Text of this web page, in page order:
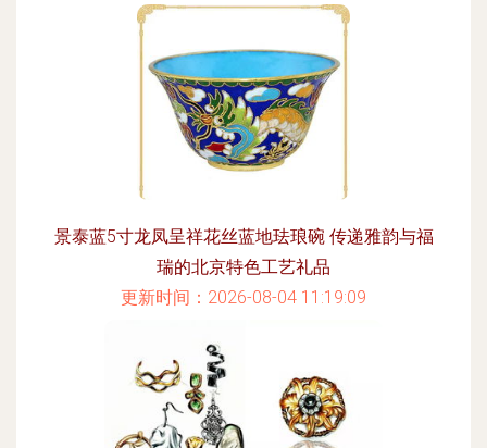
景泰蓝5寸龙凤呈祥花丝蓝地珐琅碗 传递雅韵与福
瑞的北京特色工艺礼品
更新时间：2026-08-04 11:19:09